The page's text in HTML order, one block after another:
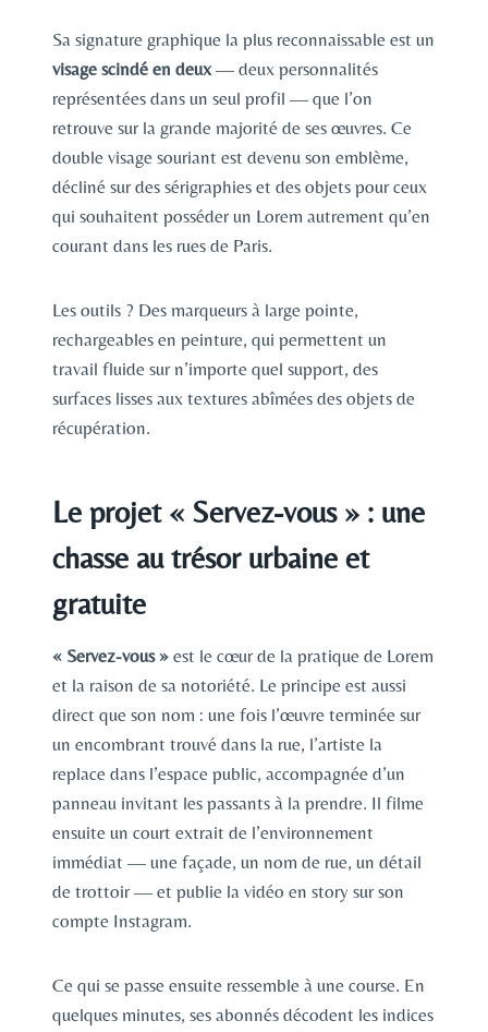
Sa signature graphique la plus reconnaissable est un
visage scindé en deux— deux personnalités
représentées dans un seul profil — que l’on
retrouve sur la grande majorité de ses œuvres. Ce
double visage souriant est devenu son emblème,
décliné sur des sérigraphies et des objets pour ceux
qui souhaitent posséder un Lorem autrement qu’en
courant dans les rues de Paris.
Les outils ? Des marqueurs à large pointe,
rechargeables en peinture, qui permettent un
travail fluide sur n’importe quel support, des
surfaces lisses aux textures abîmées des objets de
récupération.
Le projet « Servez-vous » : une
chasse au trésor urbaine et
gratuite
« Servez-vous » est le cœur de la pratique de Lorem
et la raison de sa notoriété. Le principe est aussi
direct que son nom : une fois l’œuvre terminée sur
un encombrant trouvé dans la rue, l’artiste la
replace dans l’espace public, accompagnée d’un
panneau invitant les passants à la prendre. Il filme
ensuite un court extrait de l’environnement
immédiat — une façade, un nom de rue, un détail
de trottoir — et publie la vidéo en story sur son
compte Instagram.
Ce qui se passe ensuite ressemble à une course. En
quelques minutes, ses abonnés décodent les indices